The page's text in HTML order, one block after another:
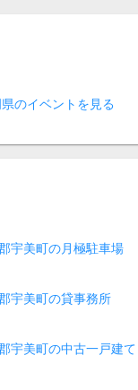
のイベントを見る
宇美町の月極駐車場
宇美町の貸事務所
宇美町の中古一戸建て